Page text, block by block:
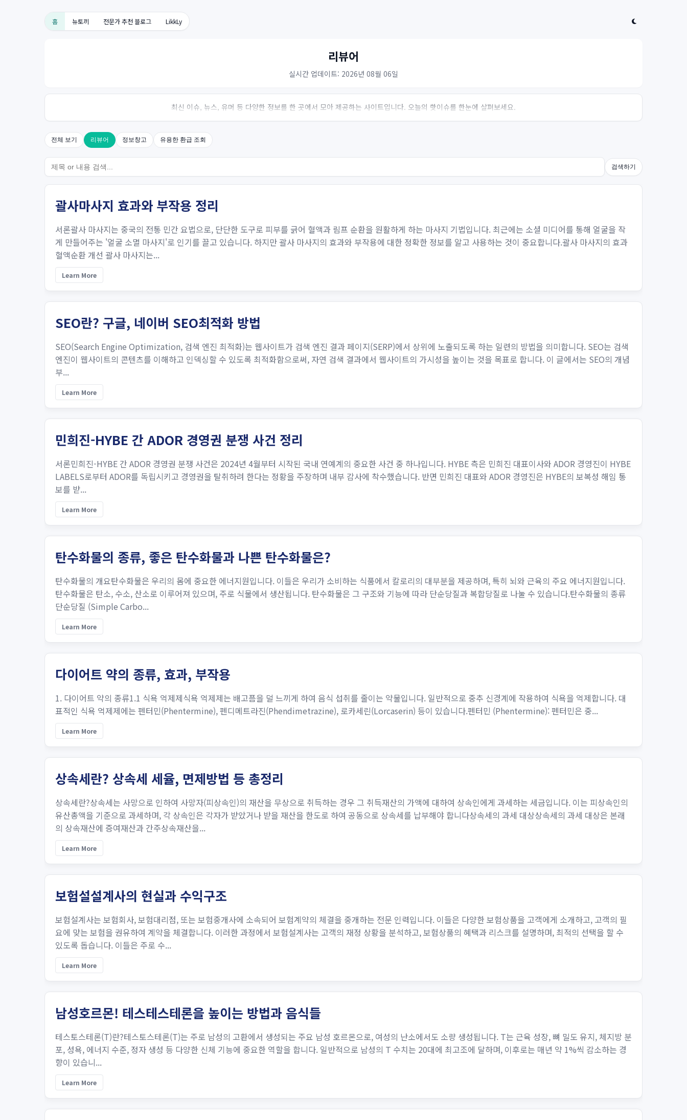
홈 뉴토끼 전문가 추천 블로그 LikkLy
리뷰어
실시간 업데이트: 2026년 08월 06일
최신 이슈, 뉴스, 유머 등 다양한 정보를 한 곳에서 모아 제공하는 사이트입니다. 오늘의 핫이슈를 한눈에 살펴보세요.
전체 보기 리뷰어 정보창고 유용한 환급 조회
검색하기
괄사마사지 효과와 부작용 정리
서론괄사 마사지는 중국의 전통 민간 요법으로, 단단한 도구로 피부를 긁어 혈액과 림프 순환을 원활하게 하는 마사지 기법입니다. 최근에는 소셜 미디어를 통해 얼굴을 작
게 만들어주는 '얼굴 소멸 마사지'로 인기를 끌고 있습니다. 하지만 괄사 마사지의 효과와 부작용에 대한 정확한 정보를 알고 사용하는 것이 중요합니다.괄사 마사지의 효과
혈액순환 개선 괄사 마사지는...
Learn More
SEO란? 구글, 네이버 SEO최적화 방법
SEO(Search Engine Optimization, 검색 엔진 최적화)는 웹사이트가 검색 엔진 결과 페이지(SERP)에서 상위에 노출되도록 하는 일련의 방법을 의미합니다. SEO는 검색
엔진이 웹사이트의 콘텐츠를 이해하고 인덱싱할 수 있도록 최적화함으로써, 자연 검색 결과에서 웹사이트의 가시성을 높이는 것을 목표로 합니다. 이 글에서는 SEO의 개념
부...
Learn More
민희진-HYBE 간 ADOR 경영권 분쟁 사건 정리
서론민희진-HYBE 간 ADOR 경영권 분쟁 사건은 2024년 4월부터 시작된 국내 연예계의 중요한 사건 중 하나입니다. HYBE 측은 민희진 대표이사와 ADOR 경영진이 HYBE
LABELS로부터 ADOR를 독립시키고 경영권을 탈취하려 한다는 정황을 주장하며 내부 감사에 착수했습니다. 반면 민희진 대표와 ADOR 경영진은 HYBE의 보복성 해임 통
보를 받...
Learn More
탄수화물의 종류, 좋은 탄수화물과 나쁜 탄수화물은?
탄수화물의 개요탄수화물은 우리의 몸에 중요한 에너지원입니다. 이들은 우리가 소비하는 식품에서 칼로리의 대부분을 제공하며, 특히 뇌와 근육의 주요 에너지원입니다.
탄수화물은 탄소, 수소, 산소로 이루어져 있으며, 주로 식물에서 생산됩니다. 탄수화물은 그 구조와 기능에 따라 단순당질과 복합당질로 나눌 수 있습니다.탄수화물의 종류
단순당질 (Simple Carbo...
Learn More
다이어트 약의 종류, 효과, 부작용
1. 다이어트 약의 종류1.1 식욕 억제제식욕 억제제는 배고픔을 덜 느끼게 하여 음식 섭취를 줄이는 약물입니다. 일반적으로 중추 신경계에 작용하여 식욕을 억제합니다. 대
표적인 식욕 억제제에는 펜터민(Phentermine), 펜디메트라진(Phendimetrazine), 로카세린(Lorcaserin) 등이 있습니다.펜터민 (Phentermine): 펜터민은 중...
Learn More
상속세란? 상속세 세율, 면제방법 등 총정리
상속세란?상속세는 사망으로 인하여 사망자(피상속인)의 재산을 무상으로 취득하는 경우 그 취득재산의 가액에 대하여 상속인에게 과세하는 세금입니다. 이는 피상속인의
유산총액을 기준으로 과세하며, 각 상속인은 각자가 받았거나 받을 재산을 한도로 하여 공동으로 상속세를 납부해야 합니다상속세의 과세 대상상속세의 과세 대상은 본래
의 상속재산에 증여재산과 간주상속재산을...
Learn More
보험설설계사의 현실과 수익구조
보험설계사는 보험회사, 보험대리점, 또는 보험중개사에 소속되어 보험계약의 체결을 중개하는 전문 인력입니다. 이들은 다양한 보험상품을 고객에게 소개하고, 고객의 필
요에 맞는 보험을 권유하여 계약을 체결합니다. 이러한 과정에서 보험설계사는 고객의 재정 상황을 분석하고, 보험상품의 혜택과 리스크를 설명하며, 최적의 선택을 할 수
있도록 돕습니다. 이들은 주로 수...
Learn More
남성호르몬! 테스테스테론을 높이는 방법과 음식들
테스토스테론(T)란?테스토스테론(T)는 주로 남성의 고환에서 생성되는 주요 남성 호르몬으로, 여성의 난소에서도 소량 생성됩니다. T는 근육 성장, 뼈 밀도 유지, 체지방 분
포, 성욕, 에너지 수준, 정자 생성 등 다양한 신체 기능에 중요한 역할을 합니다. 일반적으로 남성의 T 수치는 20대에 최고조에 달하며, 이후로는 매년 약 1%씩 감소하는 경
향이 있습니...
Learn More